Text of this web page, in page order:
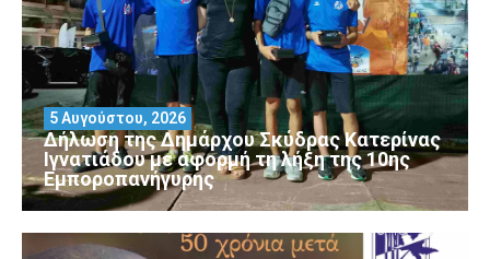
Δήλωση της Δημάρχου Σκύδρας Κατερίνας
Ιγνατιάδου με αφορμή τη λήξη της 10ης
Εμποροπανήγυρης
5 Αυγούστου, 2026